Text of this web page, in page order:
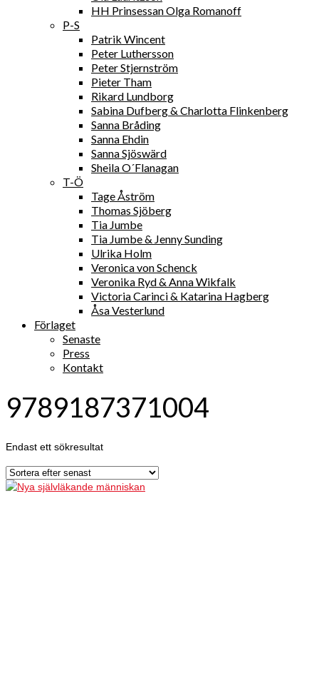
HH Prinsessan Olga Romanoff
P-S
Patrik Wincent
Peter Luthersson
Peter Stjernström
Pieter Tham
Rikard Lundborg
Sabina Dufberg & Charlotta Flinkenberg
Sanna Bråding
Sanna Ehdin
Sanna Sjöswärd
Sheila O´Flanagan
T-Ö
Tage Åström
Thomas Sjöberg
Tia Jumbe
Tia Jumbe & Jenny Sunding
Ulrika Holm
Veronica von Schenck
Veronika Ryd & Anna Wikfalk
Victoria Carinci & Katarina Hagberg
Åsa Vesterlund
Förlaget
Senaste
Press
Kontakt
9789187371004
Endast ett sökresultat